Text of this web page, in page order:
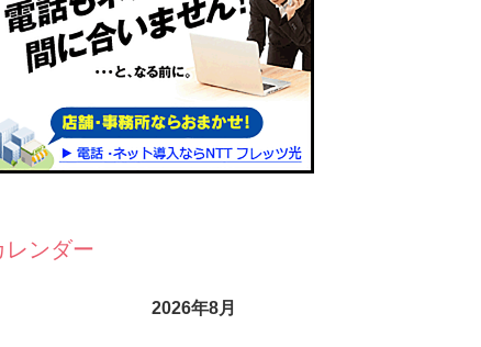
レンダー
2026年8月